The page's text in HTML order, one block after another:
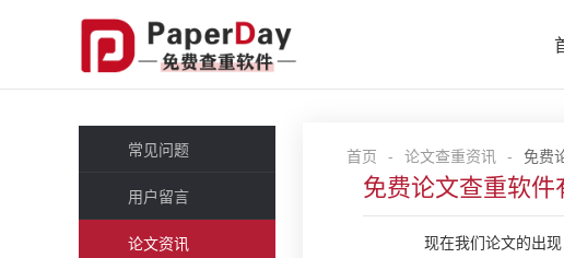
常见问题
用户留言
论文资讯
首页 - 论文查重资讯 - 免费
免费论文查重软件
现在我们论文的出现